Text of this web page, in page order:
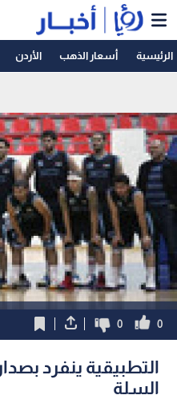
الرئيسية أسعار الذهب الأردن
0
0
التطبيقية ينفرد
السلة